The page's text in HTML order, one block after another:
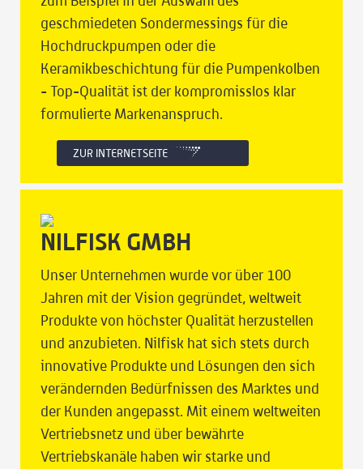
geschmiedeten Sondermessings für die
Hochdruckpumpen oder die
Keramikbeschichtung für die Pumpenkolben
- Top-Qualität ist der kompromisslos klar
formulierte Markenanspruch.
ZUR INTERNETSEITE
NILFISK GMBH
Unser Unternehmen wurde vor über 100
Jahren mit der Vision gegründet, weltweit
Produkte von höchster Qualität herzustellen
und anzubieten. Nilfisk hat sich stets durch
innovative Produkte und Lösungen den sich
verändernden Bedürfnissen des Marktes und
der Kunden angepasst. Mit einem weltweiten
Vertriebsnetz und über bewährte
Vertriebskanäle haben wir starke und